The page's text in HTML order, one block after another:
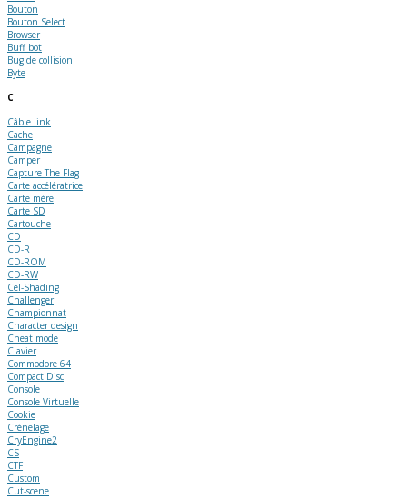
Bouton
Bouton Select
Browser
Buff bot
Bug de collision
Byte
C
Câble link
Cache
Campagne
Camper
Capture The Flag
Carte accélératrice
Carte mère
Carte SD
Cartouche
CD
CD-R
CD-ROM
CD-RW
Cel-Shading
Challenger
Championnat
Character design
Cheat mode
Clavier
Commodore 64
Compact Disc
Console
Console Virtuelle
Cookie
Crénelage
CryEngine2
CS
CTF
Custom
Cut-scene